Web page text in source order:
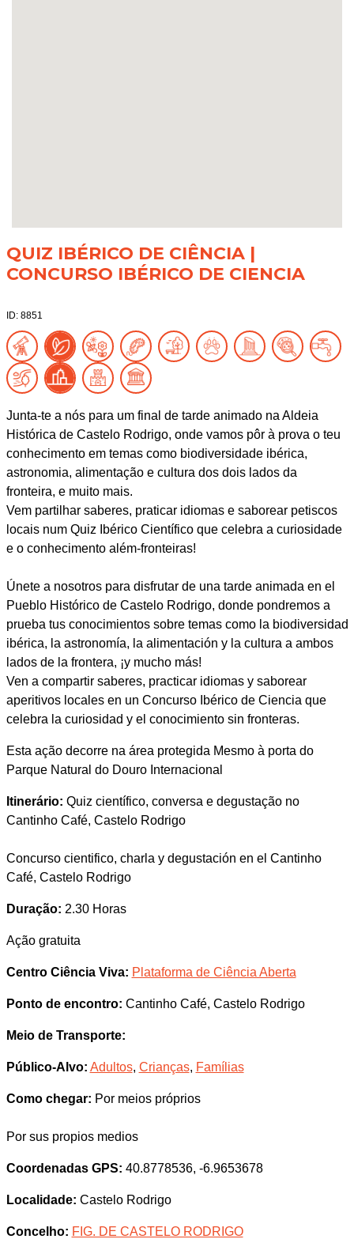
QUIZ IBÉRICO DE CIÊNCIA |
CONCURSO IBÉRICO DE CIENCIA
ID: 8851
Junta-te a nós para um final de tarde animado na Aldeia
Histórica de Castelo Rodrigo, onde vamos pôr à prova o teu
conhecimento em temas como biodiversidade ibérica,
astronomia, alimentação e cultura dos dois lados da
fronteira, e muito mais.
Vem partilhar saberes, praticar idiomas e saborear petiscos
locais num Quiz Ibérico Científico que celebra a curiosidade
e o conhecimento além-fronteiras!
Únete a nosotros para disfrutar de una tarde animada en el
Pueblo Histórico de Castelo Rodrigo, donde pondremos a
prueba tus conocimientos sobre temas como la biodiversidad
ibérica, la astronomía, la alimentación y la cultura a ambos
lados de la frontera, ¡y mucho más!
Ven a compartir saberes, practicar idiomas y saborear
aperitivos locales en un Concurso Ibérico de Ciencia que
celebra la curiosidad y el conocimiento sin fronteras.
Esta ação decorre na área protegida Mesmo à porta do
Parque Natural do Douro Internacional
Itinerário: Quiz científico, conversa e degustação no
Cantinho Café, Castelo Rodrigo
Concurso cientifico, charla y degustación en el Cantinho
Café, Castelo Rodrigo
Duração: 2.30 Horas
Ação gratuita
Centro Ciência Viva: Plataforma de Ciência Aberta
Ponto de encontro: Cantinho Café, Castelo Rodrigo
Meio de Transporte:
Público-Alvo: Adultos, Crianças, Famílias
Como chegar: Por meios próprios
Por sus propios medios
Coordenadas GPS: 40.8778536, -6.9653678
Localidade: Castelo Rodrigo
Concelho: FIG. DE CASTELO RODRIGO